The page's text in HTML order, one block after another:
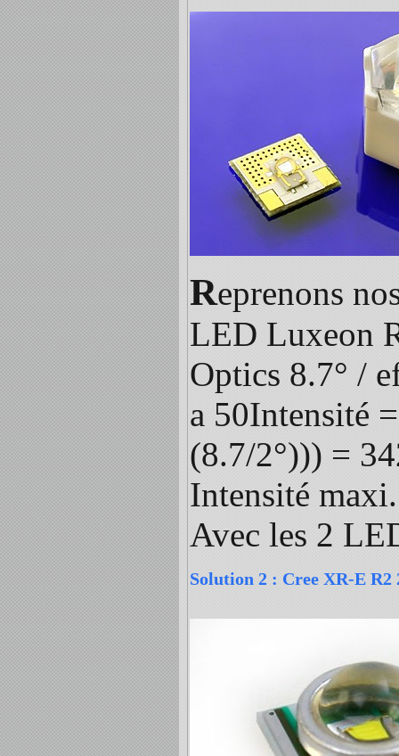
Reprenons
LED Luxeon
Optics 8.7° /
a 50Intensité
(8.7/2°))) =
Intensité
Avec les 2
Solution 2 : Cree XR-E R2